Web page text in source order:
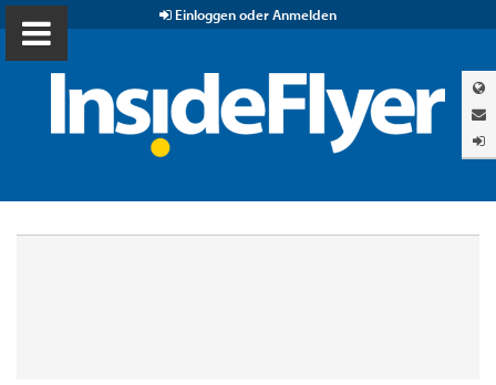
Einloggen oder Anmelden